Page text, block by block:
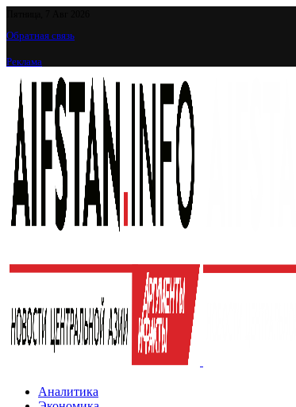
Обратная связь
Реклама
Аналитика